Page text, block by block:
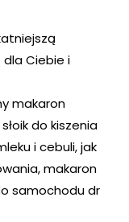
Ciebie i
makaron
do kiszenia
i cebuli, jak
makaron
samochodu dr